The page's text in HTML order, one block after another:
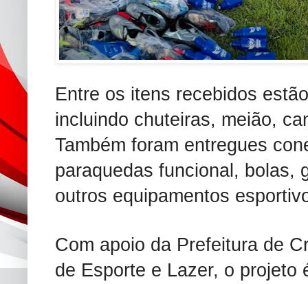
Entre os itens recebidos
incluindo chuteiras, meião,
Também foram entregues
paraquedas funcional, bolas,
outros equipamentos
Com apoio da Prefeitura de
de Esporte e Lazer, o projeto